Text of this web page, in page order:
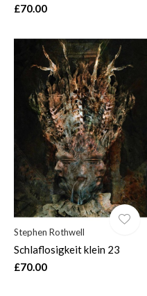
£70.00
Stephen Rothwell
Schlaflosigkeit klein 23
£70.00